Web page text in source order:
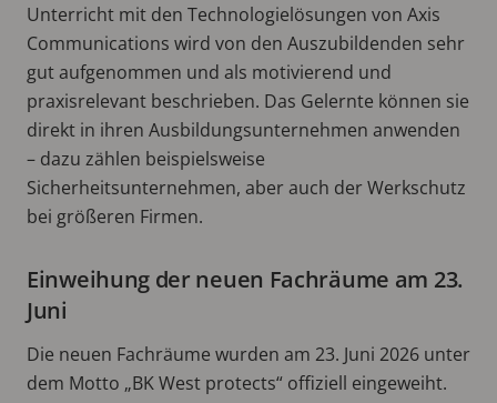
Unterricht mit den Technologielösungen von Axis
Communications wird von den Auszubildenden sehr
gut aufgenommen und als motivierend und
praxisrelevant beschrieben. Das Gelernte können sie
direkt in ihren Ausbildungsunternehmen anwenden
– dazu zählen beispielsweise
Sicherheitsunternehmen, aber auch der Werkschutz
bei größeren Firmen.
Einweihung der neuen Fachräume am 23.
Juni
Die neuen Fachräume wurden am 23. Juni 2026 unter
dem Motto „BK West protects“ offiziell eingeweiht.